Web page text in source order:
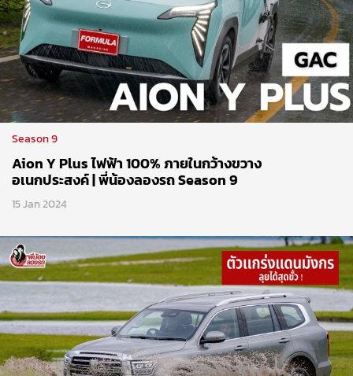
Season 9
Aion Y Plus ไฟฟ้า 100% ภายในกว้างขวาง
อเนกประสงค์ | พี่น้องลองรถ Season 9
15 Jan 2024